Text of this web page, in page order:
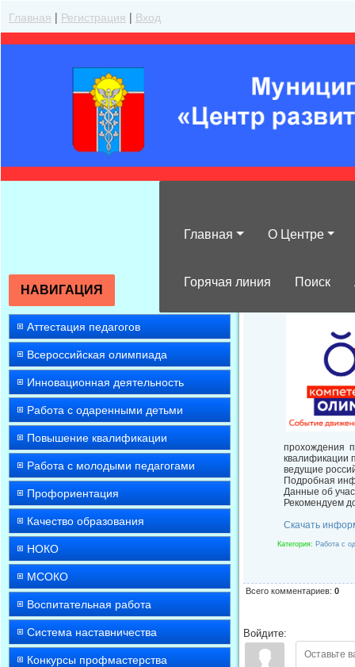
Главная | Регистрация | Вход
Главная О Центре
Горячая линия Поиск
НАВИГАЦИЯ
Аттестация педагогов
Всероссийская олимпиада
Инновационная деятельность
Работа с одаренными детьми
Повышение квалификации
Работа с молодыми педагогами
Профориентация
Качество образования
НОКО
МСОКО
Воспитательная работа
Система наставничества
Конкурсы профмастерства
прохождения
квалификации
ведущие
Подробная
Данные об
Рекомендуем
Скачать
Категория: Работа с
Всего комментариев: 0
Войдите: